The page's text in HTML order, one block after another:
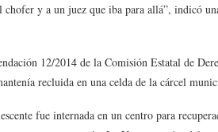
y a un juez que iba para allá”, indicó
12/2014 de la Comisión Estatal de
recluida en una celda de la cárcel
fue internada en un centro para